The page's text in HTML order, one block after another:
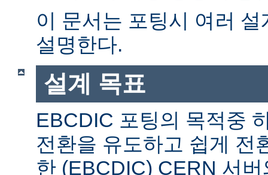
이 문서는 포팅시 여러
설명한다.
설계 목표
EBCDIC 포팅의 목적중
전환을 유도하고 쉽게 전
한 (EBCDIC) CERN 서